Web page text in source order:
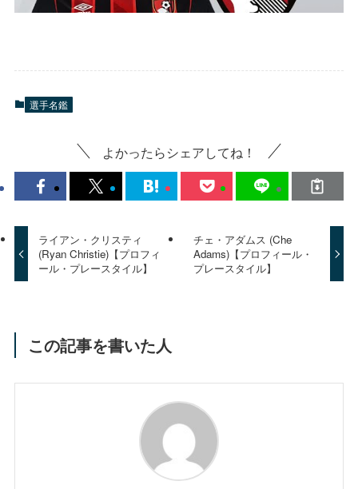
選手名鑑
よかったらシェアしてね！
ライアン・クリスティ
(Ryan Christie)【プロフィ
ール・プレースタイル】
チェ・アダムス (Che
Adams)【プロフィール・
プレースタイル】
この記事を書いた人